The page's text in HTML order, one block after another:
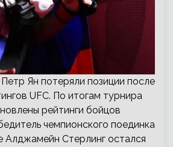
Ян потеряли позиции после
UFC. По итогам турнира
рейтинги бойцов
чемпионского поединка
Алджамейн Стерлинг остался